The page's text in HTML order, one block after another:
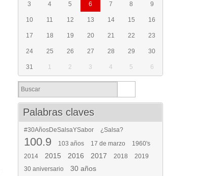
3 4 5 6 7 8 9
10 11 12 13 14 15 16
17 18 19 20 21 22 23
24 25 26 27 28 29 30
31 1 2 3 4 5 6
Palabras claves
#30AñosDeSalsaYSabor ¿Salsa?
100.9 103 años 17 de marzo
1960's
2014
2015 2016 2017 2018
2019
30 aniversario
30 años